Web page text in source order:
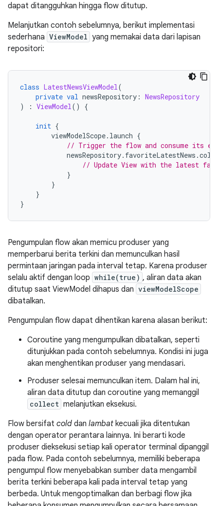
dapat ditangguhkan hingga flow ditutup.
Melanjutkan contoh sebelumnya, berikut implementasi
sederhana ViewModel yang memakai data dari lapisan
repositori:
class LatestNewsViewModel(
private val newsRepository : NewsRepository
)
: ViewModel() {
init {
viewModelScope. launch {
// Trigger the flow and consume its
newsRepository. favoriteLatestNews .
// Update View with the latest
}
}
}
}
Pengumpulan flow akan memicu produser yang
memperbarui berita terkini dan memunculkan hasil
permintaan jaringan pada interval tetap. Karena produser
selalu aktif dengan loop while(true) , aliran data akan
ditutup saat ViewModel dihapus dan viewModelScope
dibatalkan.
Pengumpulan flow dapat dihentikan karena alasan berikut:
Coroutine yang mengumpulkan dibatalkan, seperti
ditunjukkan pada contoh sebelumnya. Kondisi ini juga
akan menghentikan produser yang mendasari.
Produser selesai memunculkan item. Dalam hal ini,
aliran data ditutup dan coroutine yang memanggil
collect melanjutkan eksekusi.
Flow bersifat cold dan lambat kecuali jika ditentukan
dengan operator perantara lainnya. Ini berarti kode
produser dieksekusi setiap kali operator terminal dipanggil
pada flow. Pada contoh sebelumnya, memiliki beberapa
pengumpul flow menyebabkan sumber data mengambil
berita terkini beberapa kali pada interval tetap yang
berbeda. Untuk mengoptimalkan dan berbagi flow jika